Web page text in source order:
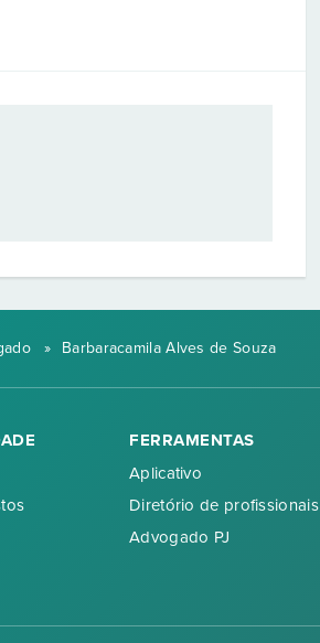
» Barbaracamila Alves de Souza
FERRAMENTAS
Aplicativo
Diretório de profissionais
Advogado PJ